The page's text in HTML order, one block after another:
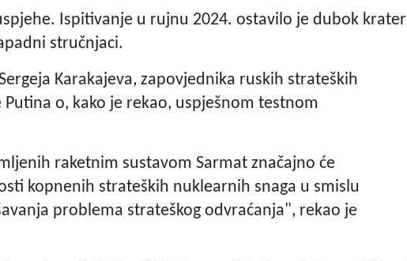
Ispitivanje u rujnu 2024. ostavilo je dubok krater
stručnjaci.
Karakajeva, zapovjednika ruskih strateških
Putina o, kako je rekao, uspješnom testnom
raketnim sustavom Sarmat značajno će
kopnenih strateških nuklearnih snaga u smislu
problema strateškog odvraćanja", rekao je